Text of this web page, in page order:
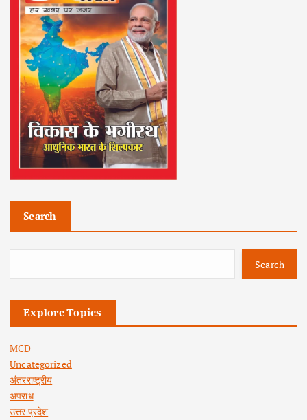
Search
Search
Explore Topics
MCD
Uncategorized
अंतरराष्ट्रीय
अपराध
उत्तर प्रदेश